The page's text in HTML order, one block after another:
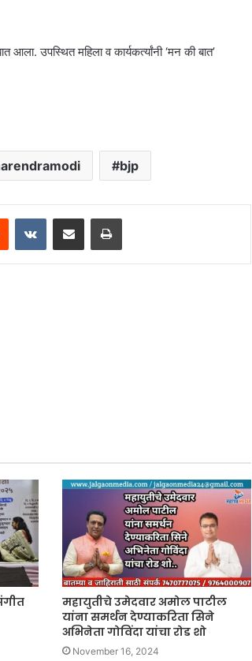
उपस्थित महिला व कार्यकर्त्यांनी ‘मन की बात’
bjp
Reddit VKontakteShare via Email Print
महायुतीचे उमेदवार अमोल पाटील
यांना समर्थन देण्याकरिता सिने
अभिनेता गोविंदा यांचा रोड शो
November 16, 2024